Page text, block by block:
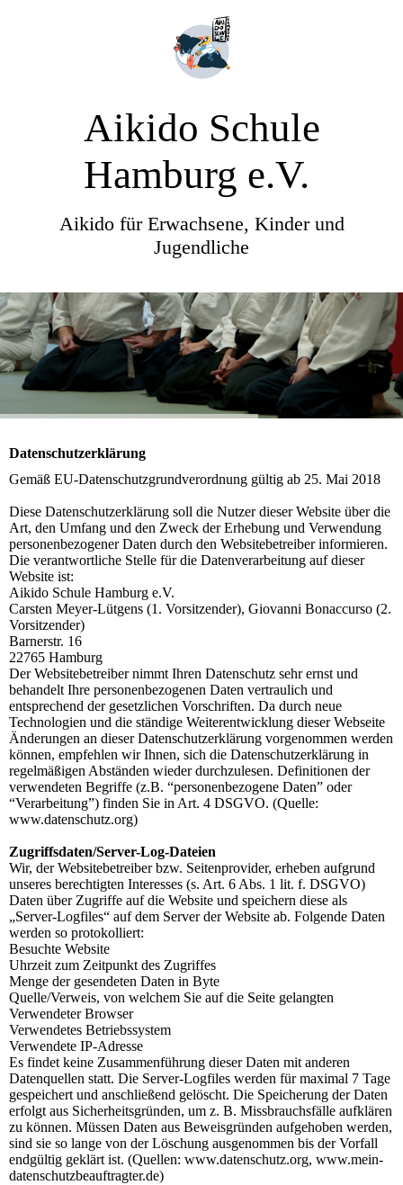
Aikido Schule
Hamburg e.V.
Aikido für Erwachsene, Kinder und
Jugendliche
Datenschutzerklärung
Gemäß EU-Datenschutzgrundverordnung gültig ab 25. Mai 2018
Diese Datenschutzerklärung soll die Nutzer dieser Website über die
Art, den Umfang und den Zweck der Erhebung und Verwendung
personenbezogener Daten durch den Websitebetreiber informieren.
Die verantwortliche Stelle für die Datenverarbeitung auf dieser
Website ist:
Aikido Schule Hamburg e.V.
Carsten Meyer-Lütgens (1. Vorsitzender), Giovanni Bonaccurso (2.
Vorsitzender)
Barnerstr. 16
22765 Hamburg
Der Websitebetreiber nimmt Ihren Datenschutz sehr ernst und
behandelt Ihre personenbezogenen Daten vertraulich und
entsprechend der gesetzlichen Vorschriften. Da durch neue
Technologien und die ständige Weiterentwicklung dieser Webseite
Änderungen an dieser Datenschutzerklärung vorgenommen werden
können, empfehlen wir Ihnen, sich die Datenschutzerklärung in
regelmäßigen Abständen wieder durchzulesen. Definitionen der
verwendeten Begriffe (z.B. “personenbezogene Daten” oder
“Verarbeitung”) finden Sie in Art. 4 DSGVO. (Quelle:
www.datenschutz.org)
Zugriffsdaten/Server-Log-Dateien
Wir, der Websitebetreiber bzw. Seitenprovider, erheben aufgrund
unseres berechtigten Interesses (s. Art. 6 Abs. 1 lit. f. DSGVO)
Daten über Zugriffe auf die Website und speichern diese als
„Server-Logfiles“ auf dem Server der Website ab. Folgende Daten
werden so protokolliert:
Besuchte Website
Uhrzeit zum Zeitpunkt des Zugriffes
Menge der gesendeten Daten in Byte
Quelle/Verweis, von welchem Sie auf die Seite gelangten
Verwendeter Browser
Verwendetes Betriebssystem
Verwendete IP-Adresse
Es findet keine Zusammenführung dieser Daten mit anderen
Datenquellen statt. Die Server-Logfiles werden für maximal 7 Tage
gespeichert und anschließend gelöscht. Die Speicherung der Daten
erfolgt aus Sicherheitsgründen, um z. B. Missbrauchsfälle aufklären
zu können. Müssen Daten aus Beweisgründen aufgehoben werden,
sind sie so lange von der Löschung ausgenommen bis der Vorfall
endgültig geklärt ist. (Quellen: www.datenschutz.org, www.mein-
datenschutzbeauftragter.de)